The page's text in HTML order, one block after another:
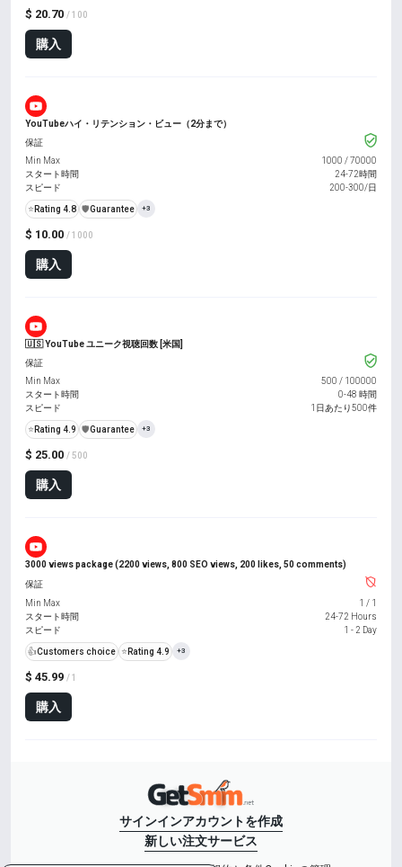
$ 20.70 / 100
購入
YouTubeハイ・リテンション・ビュー（2分まで）
$ 10.00 / 1000
購入
保証
Min Max
1000 /70000
スタート時間
24-72時間
スピード
200-300/日
⭐ Rating 4.8 ️🛡️Guarantee +3
🇺🇸 YouTube ユニーク視聴回数 [米国]
$ 25.00 / 500
購入
保証
Min Max
500 / 100000
スタート時間
0-48 時間
スピード
1日あたり500件
⭐ Rating 4.9 ️🛡️Guarantee +3
3000 views package (2200 views, 800 SEO views, 200 likes, 50 comments)
$ 45.99 / 1
購入
保証
Min Max
1 / 1
スタート時間
24-72 Hours
スピード
1 - 2 Day
👍Customers choice ⭐ Rating 4.9 +3
サインインアカウントを作成
新しい注文サービス